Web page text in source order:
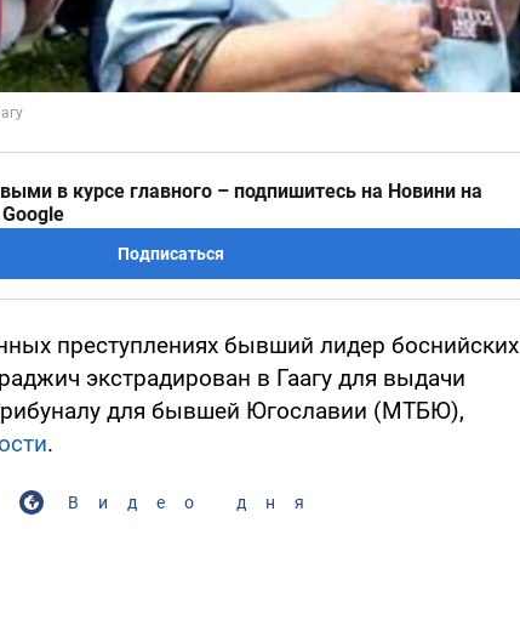
в курсе главного – подпишитесь на Новини на
Подписаться
преступлениях бывший лидер боснийских
экстрадирован в Гаагу для выдачи
для бывшей Югославии (МТБЮ),
.
Видео дня